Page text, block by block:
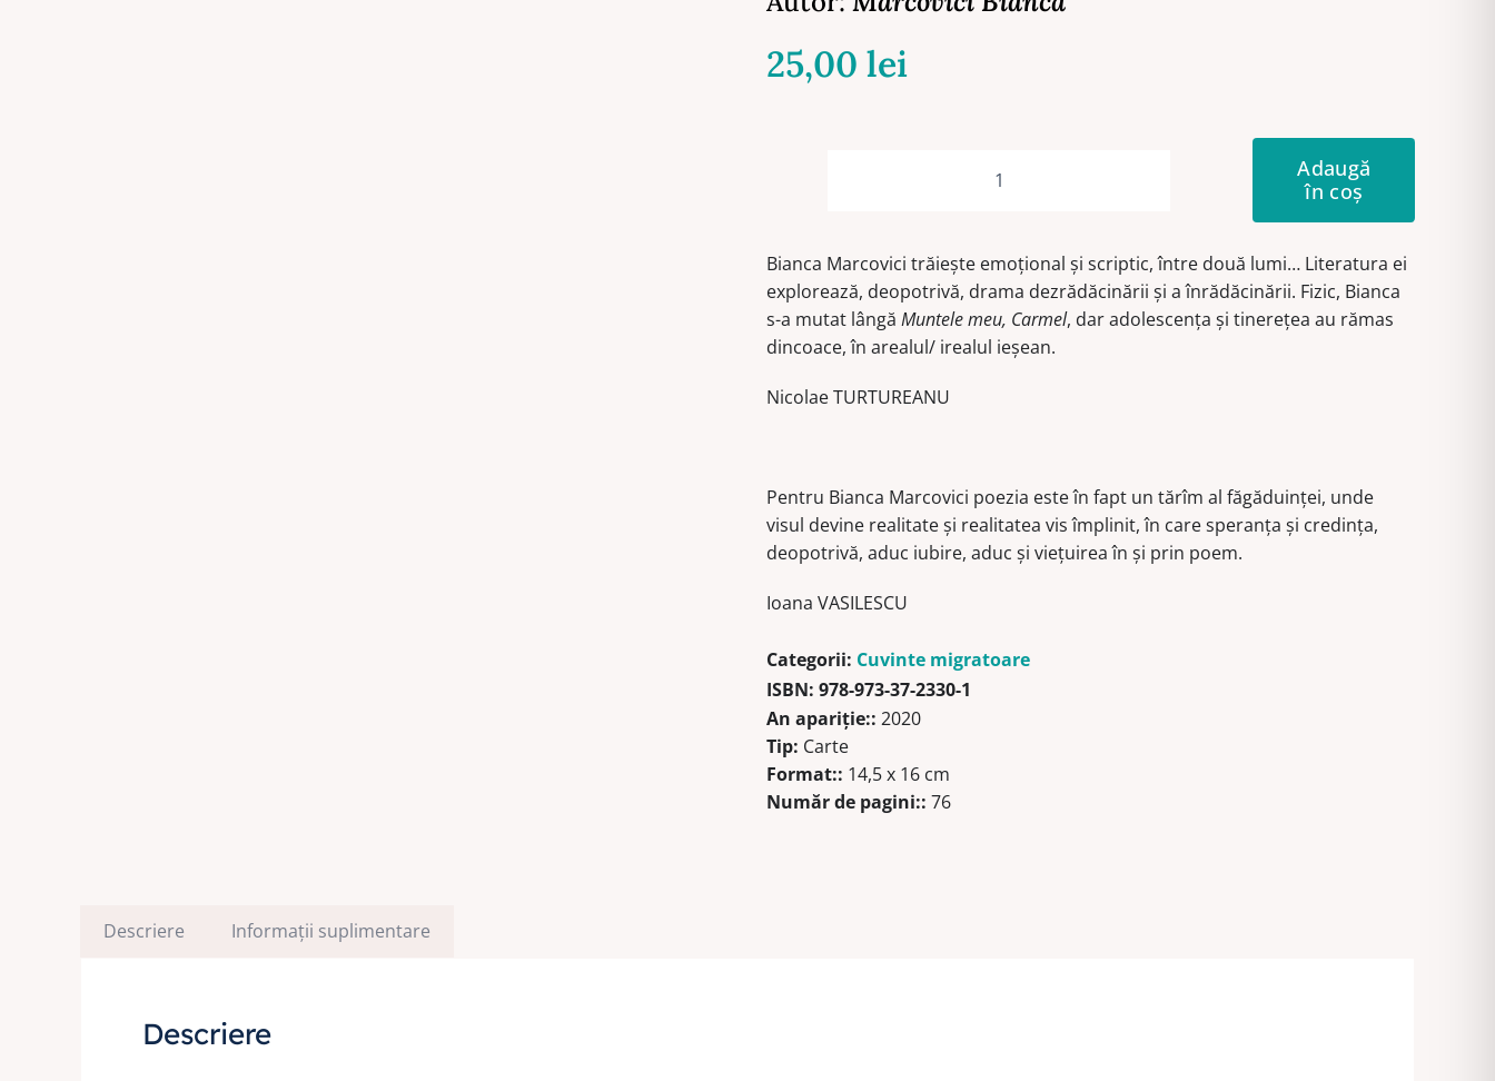
25,00 lei
Cantitate
Haifa
Adaugă
în coș
Bianca Marcovici trăiește emoțional și scriptic, între două lumi… Literatura ei
explorează, deopotrivă, drama dezrădăcinării și a înrădăcinării. Fizic, Bianca
s-a mutat lângă Muntele meu, Carmel, dar adolescența și tinerețea au rămas
dincoace, în arealul/ irealul ieșean.
Nicolae TURTUREANU
Pentru Bianca Marcovici poezia este în fapt un tărîm al făgăduinței, unde
visul devine realitate și realitatea vis împlinit, în care speranța și credința,
deopotrivă, aduc iubire, aduc și viețuirea în și prin poem.
Ioana VASILESCU
Categorii: Cuvinte migratoare
ISBN: 978-973-37-2330-1
An apariţie:: 2020
Tip: Carte
Format:: 14,5 x 16 cm
Număr de pagini:: 76
Descriere Informații suplimentare
Descriere